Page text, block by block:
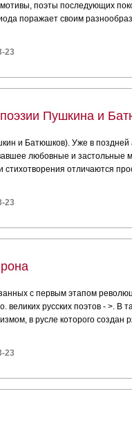
поэты последующих
поражает своим
23
Пушкина и
и Батюшков). Уже в поздней
любовные и застольные
стихотворения отличаются
23
с первым этапом
русских поэтов - >. В
в русле которого создан
23